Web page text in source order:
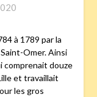
à 1789 par la
Omer. Ainsi
comprenait douze
et travaillait
les gros